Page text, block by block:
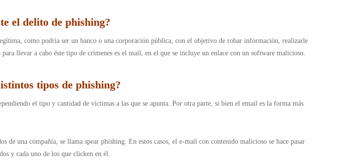
el delito de phishing?
como podría ser un banco o una corporación pública, con el objetivo de robar información, realizarle
llevar a cabo éste tipo de crímenes es el mail, en el que se incluye un enlace con un software malicioso.
tipos de phishing?
el tipo y cantidad de víctimas a las que se apunta. Por otra parte, si bien el email es la forma más
de una compañía, se llama spear phishing. En estos casos, el e-mail con contenido malicioso se hace pasar
y cada uno de los que clicken en él.